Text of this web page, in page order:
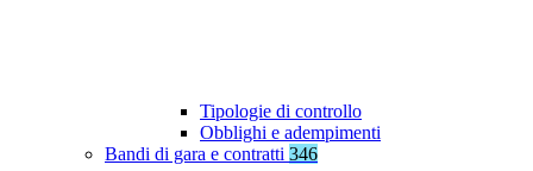
Tipologie di controllo
Obblighi e adempimenti
Bandi di gara e contratti 346